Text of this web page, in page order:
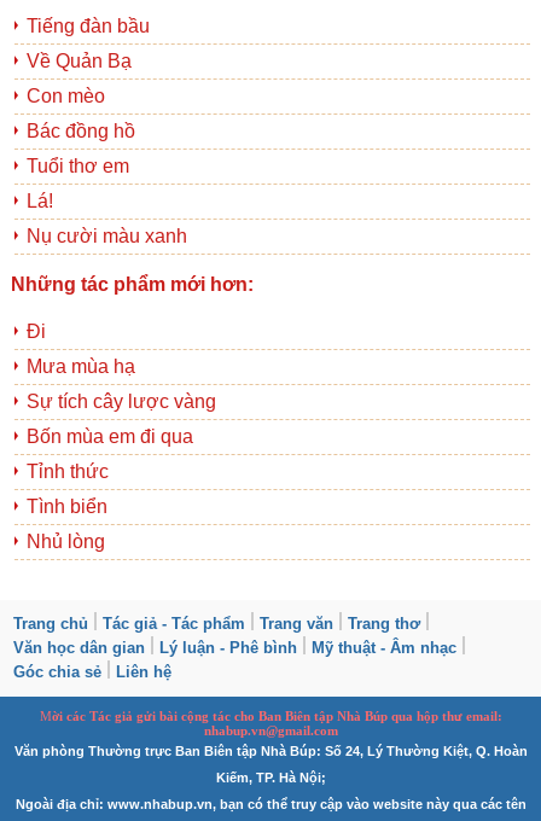
Tiếng đàn bầu
Về Quản Bạ
Con mèo
Bác đồng hồ
Tuổi thơ em
Lá!
Nụ cười màu xanh
Những tác phẩm mới hơn:
Đi
Mưa mùa hạ
Sự tích cây lược vàng
Bốn mùa em đi qua
Tỉnh thức
Tình biển
Nhủ lòng
Trang chủ Tác giả - Tác phẩm Trang văn
Trang thơ
Văn học dân gian
Lý luận - Phê bình
Mỹ thuật - Âm nhạc
Góc chia sẻ
Liên hệ
Mời các Tác giả gửi bài cộng táccho Ban Biên tập Nhà Búp qua hộp thư email:
nhabup.vn@gmail.com
Văn phòng Thường trực Ban Biên tập Nhà Búp: Số 24, Lý Thường Kiệt, Q. Hoàn
Kiếm, TP. Hà Nội;
Ngoài địa chỉ: www.nhabup.vn, bạn có thể truy cập vào website này qua các tên